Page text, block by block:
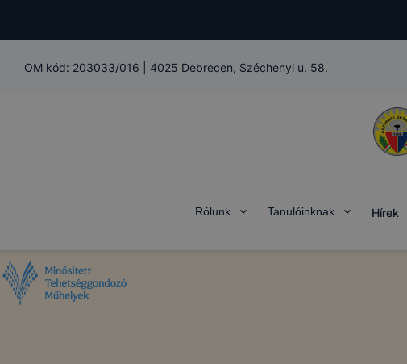
OM kód: 203033/016 4025 Debrecen, Széchenyi u. 58.
Rólunk Tanulóinknak Hírek